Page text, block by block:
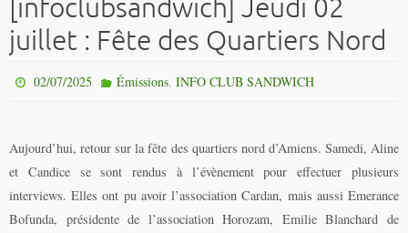
[infoclubsandwich] Jeudi 02
juillet : Fête des Quartiers Nord
02/07/2025 Émissions, INFO CLUB SANDWICH
Aujourd’hui, retour sur la fête des quartiers nord d’Amiens. Samedi, Aline
et Candice se sont rendus à l’évènement pour effectuer plusieurs
interviews. Elles ont pu avoir l’association Cardan, mais aussi Emerance
Bofunda, présidente de l’association Horozam, Emilie Blanchard de